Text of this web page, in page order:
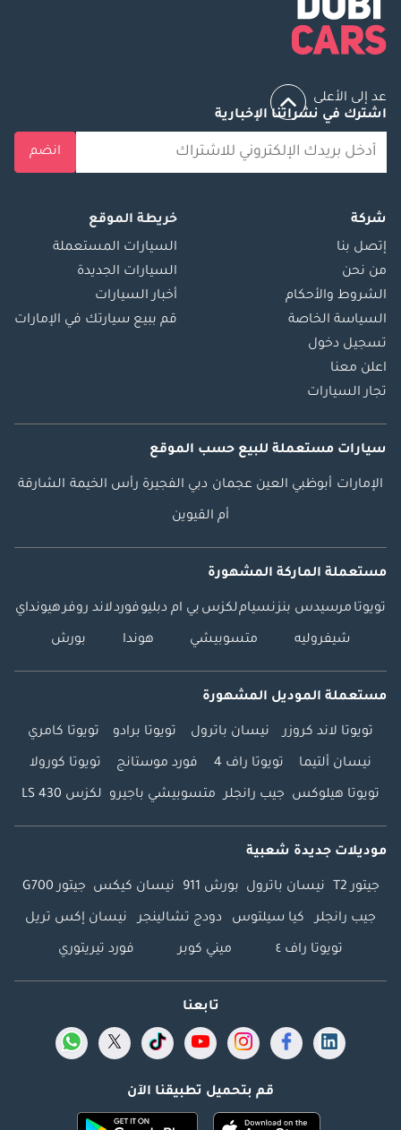
عد إلى الأعلى
اشترك في نشراتنا الإخبارية
انضم
شركة
إتصل بنا
من نحن
الشروط والأحكام
السياسة الخاصة
تسجيل دخول
اعلن معنا
تجار السيارات
خريطة الموقع
السيارات المستعملة
السيارات الجديدة
أخبار السيارات
قم ببيع سيارتك في الإمارات
سيارات مستعملة للبيع حسب الموقع
الإمارات أبوظبي العين عجمان دبي الفجيرة رأس الخيمة الشارقة
أم القيوين
مستعملة الماركة المشهورة
تويوتا مرسيدس بنزنسياملكزس بي ام دبليوفوردلاند روفرهيونداي
شيفروليه متسوبيشي هوندا بورش
مستعملة الموديل المشهورة
تويوتا لاند كروزر نيسان باترول تويوتا برادو تويوتا كامري
نيسان ألتيما تويوتا راف 4 فورد موستانج تويوتا كورولا
تويوتا هيلوكس جيب رانجلر متسوبيشي باجيرو لكزس LS 430
موديلات جديدة شعبية
جيتور T2 نيسان باترول بورش 911 نيسان كيكس جيتور G700
جيب رانجلر كيا سيلتوس دودج تشالينجر نيسان إكس تريل
تويوتا راف ٤ ميني كوبر فورد تيريتوري
تابعنا
قم بتحميل تطبيقنا الآن